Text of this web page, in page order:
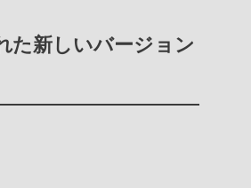
た新しいバージョン